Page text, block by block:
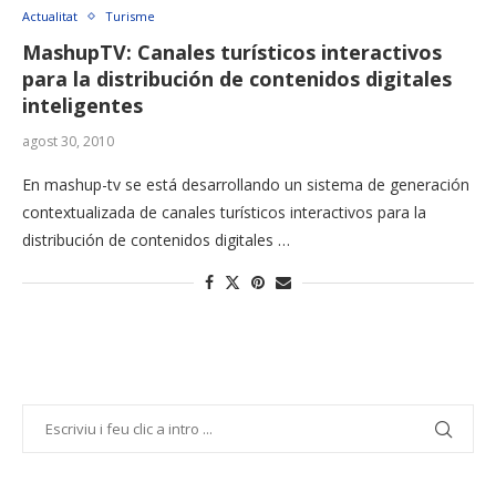
Actualitat Turisme
MashupTV: Canales turísticos interactivos
para la distribución de contenidos digitales
inteligentes
agost 30, 2010
En mashup-tv se está desarrollando un sistema de generación
contextualizada de canales turísticos interactivos para la
distribución de contenidos digitales …